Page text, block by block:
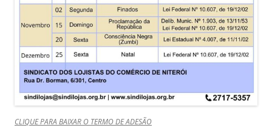
CLIQUE PARA BAIXAR O TERMO DE ADESÃO